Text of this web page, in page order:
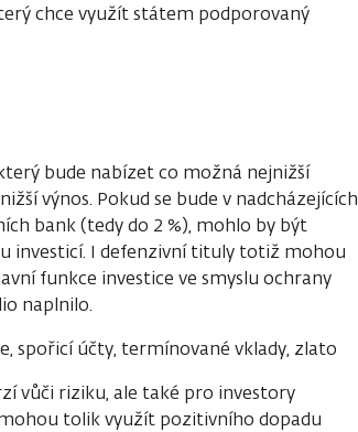
chce využít státem podporovaný
bude nabízet co možná nejnižší
výnos. Pokud se bude v nadcházejících
bank (tedy do 2 %), mohlo by být
investicí. I defenzivní tituly totiž mohou
funkce investice ve smyslu ochrany
naplnilo.
spořicí účty, termínované vklady, zlato
vůči riziku, ale také pro investory
tolik využít pozitivního dopadu